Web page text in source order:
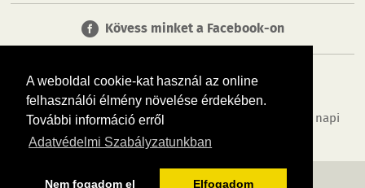
A weboldal cookie-kat használ az online
felhasználói élmény növelése érdekében.
További információ erről
Adatvédelmi Szabályzatunkban
Nem fogadom el Elfogadom
Kövess minket a Facebook-on
Tudj meg többet városodról! Hírek, programok, képek, napi
menü, cégek…. és minden, ami Győr
MÉDIAAJÁNLÓ ADATVÉDELEM IMPRESSZUM RÓLUNK